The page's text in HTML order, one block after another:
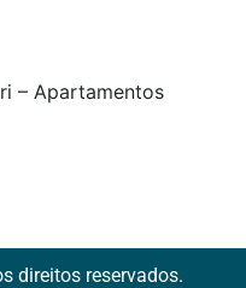
– Apartamentos
direitos reservados.